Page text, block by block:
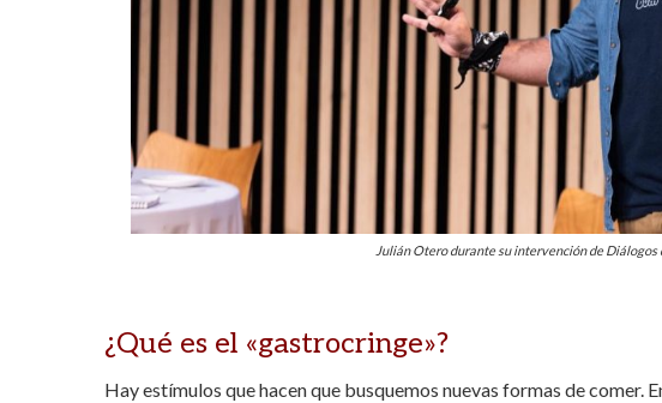
Julián Otero durante su intervención de
¿Qué es el «gastrocringe»?
Hay estímulos que hacen que busquemos nuevas formas de comer.